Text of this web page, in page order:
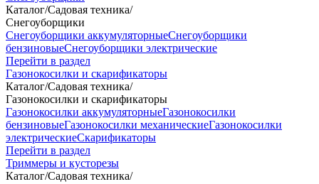
Каталог/Садовая техника/
Снегоуборщики
Снегоуборщики аккумуляторныеСнегоуборщики
бензиновыеСнегоуборщики электрические
Перейти в раздел
Газонокосилки и скарификаторы
Каталог/Садовая техника/
Газонокосилки и скарификаторы
Газонокосилки аккумуляторныеГазонокосилки
бензиновыеГазонокосилки механическиеГазонокосилки
электрическиеСкарификаторы
Перейти в раздел
Триммеры и кусторезы
Каталог/Садовая техника/